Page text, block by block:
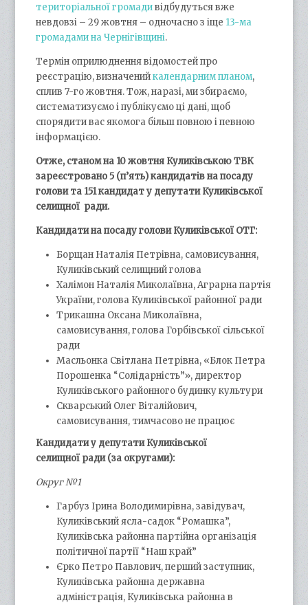
територіальної громадивідбудуться вже
невдовзі – 29 жовтня – одночасно з іще 13-ма
громадами на Чернігівщині.
Термін оприлюднення відомостей про
реєстрацію, визначенийкалендарним планом,
сплив 7-го жовтня. Тож, наразі, ми збираємо,
систематизуємо і публікуємо ці дані, щоб
спорядити вас якомога більш повною і певною
інформацією.
Отже, станом на 10 жовтня Куликівською ТВК
зареєстровано 5 (п’ять) кандидатів на посаду
голови та 151кандидату депутати Куликівської
селищної ради.
Кандидати на посаду голови Куликівської ОТГ:
Борщан Наталія Петрівна, самовисування,
Куликівський селищний голова
Халімон Наталія Миколаївна, Аграрна партія
України, голова Куликівської районної ради
Трикашна Оксана Миколаївна,
самовисування, голова Горбівської сільської
ради
Масльонка Світлана Петрівна, «Блок Петра
Порошенка “Солідарність”», директор
Куликівського районного будинку культури
Скварський Олег Віталійович,
самовисування, тимчасово не працює
Кандидати у депутати Куликівської
селищної ради (за округами):
Округ №1
Гарбуз Ірина Володимирівна, завідувач,
Куликівський ясла-садок “Ромашка”,
Куликівська районна партійна організація
політичної партії “Наш край”
Єрко Петро Павлович, перший заступник,
Куликівська районна державна
адміністрація, Куликівська районна в